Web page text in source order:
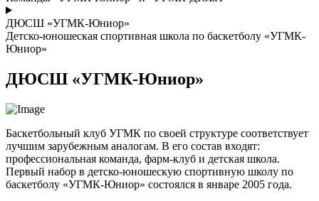
ДЮСШ «УГМК-Юниор»
Детско-юношеская спортивная школа по баскетболу «УГМК-
Юниор»
ДЮСШ «УГМК-Юниор»
Баскетбольный клуб УГМК по своей структуре соответствует
лучшим зарубежным аналогам. В его состав входят:
профессиональная команда, фарм-клуб и детская школа.
Первый набор в детско-юношескую спортивную школу по
баскетболу «УГМК-Юниор» состоялся в январе 2005 года.